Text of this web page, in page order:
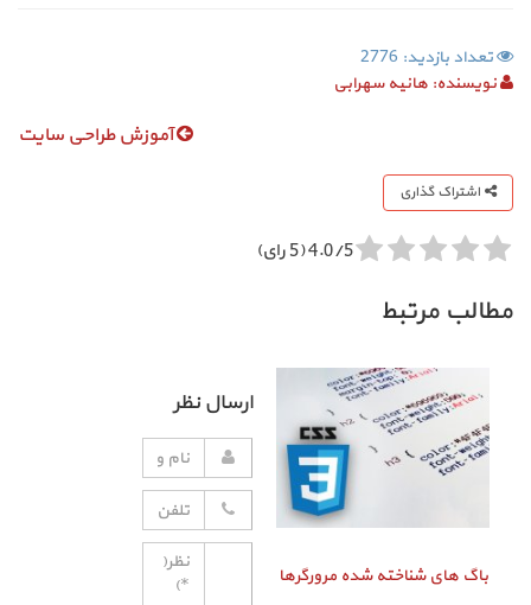
تعداد بازدید: 2776
نویسنده: هانیه سهرابی
آموزش طراحی سایت
اشتراک گذاری
4.0/5 (5 رای)
مطالب مرتبط
باگ‌ های شناخته شده مرورگرها
ارسال نظر